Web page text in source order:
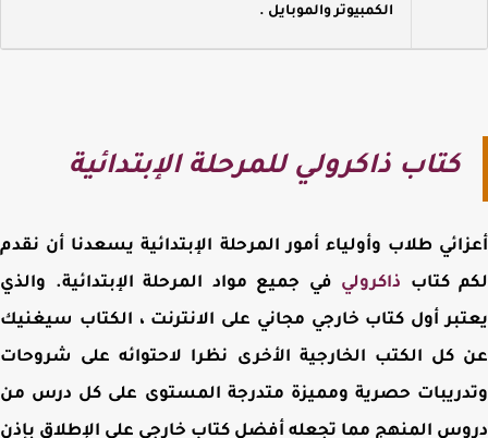
الكمبيوتر والموبايل.
كتاب ذاكرولي للمرحلة الإبتدائية
طلاب وأولياء أمور المرحلة الإبتدائية يسعدنا أن نقدم
كتابذاكروليفي جميع مواد المرحلة الإبتدائية. والذي
أول كتاب خارجي مجاني على الانترنت ، الكتاب سيغنيك
كل الكتب الخارجية الأخرى نظرا لاحتوائه على شروحات
حصرية ومميزة متدرجة المستوى على كل درس من
المنهج مما تجعله أفضل كتاب خارجي على الإطلاق بإذن